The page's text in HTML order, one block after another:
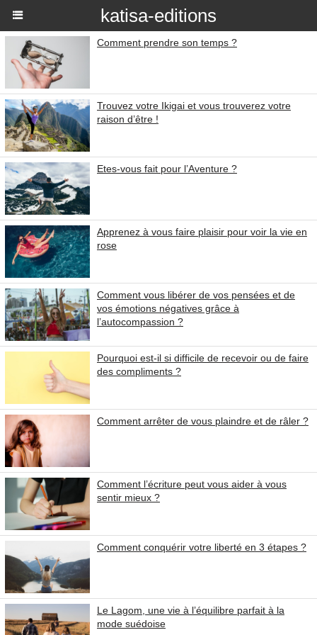
katisa-editions
Comment prendre son temps ?
Trouvez votre Ikigai et vous trouverez votre
raison d’être !
Etes-vous fait pour l’Aventure ?
Apprenez à vous faire plaisir pour voir la vie en
rose
Comment vous libérer de vos pensées et de
vos émotions négatives grâce à
l’autocompassion ?
Pourquoi est-il si difficile de recevoir ou de faire
des compliments ?
Comment arrêter de vous plaindre et de râler ?
Comment l’écriture peut vous aider à vous
sentir mieux ?
Comment conquérir votre liberté en 3 étapes ?
Le Lagom, une vie à l’équilibre parfait à la
mode suédoise